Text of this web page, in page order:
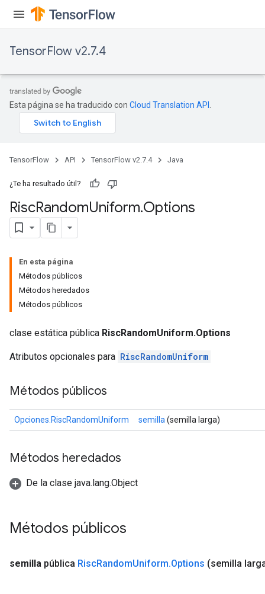
TensorFlow v2.7.4
Esta página se ha traducido con Cloud Translation API
TensorFlow API TensorFlow v2.7.4 Java
¿Te ha resultado útil?
RiscRandomUniform.Options
En esta página
Métodos públicos
Métodos heredados
Métodos públicos
clase estática pública RiscRandomUniform.Options
Atributos opcionales para RiscRandomUniform
Métodos públicos
Opciones.RiscRandomUniform semilla (semilla larga)
Métodos heredados
De la clase java.lang.Object
Métodos públicos
semilla pública RiscRandomUniform.Options (semilla